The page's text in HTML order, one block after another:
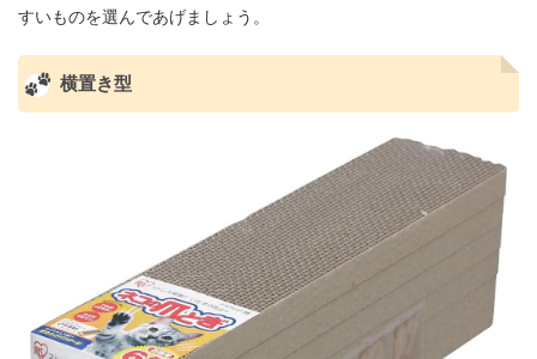
すいものを選んであげましょう。
横置き型